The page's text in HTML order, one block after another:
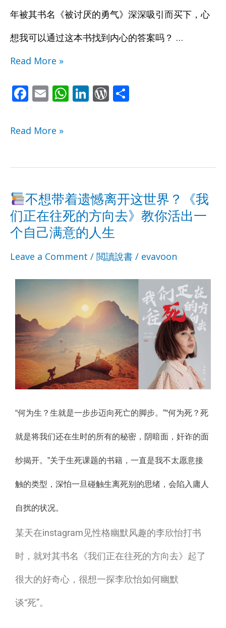
年被其书名《被讨厌的勇气》深深吸引而买下，心
想我可以通过这本书找到内心的答案吗？ …
《被
讨
厌
的
气》
解
除
的
魔
咒，
当
个
快
乐
自
由
人
Read More »
F
e
o
k
E
ai
W
p
p
Li
n
W
ss
《被
讨
厌
的
气》
解
除
的
魔
咒，
当
个
快
乐
自
由
人
Read More »
不想带着遗憾离开这世界？《我
们正在往死的方向去》教你活出一
个自己满意的人生
Leave a Comment / 閲讀說書 / evavoon
“何为生？生就是一步步迈向死亡的脚步。”“何为死？ 死
就是将我们还在生时的所有的秘密，阴暗面，奸诈的面
纱揭开。”关于生死课题的书籍，一直是我不太愿意接
触的类型，深怕一旦碰触生离死别的思绪，会陷入庸人
自扰的状况。
某天在instagram见性格幽默风趣的李欣怡打书
时，就对其书名《我们正在往死的方向去》起了
很大的好奇心，很想一探李欣怡如何幽默
谈“死”。
不
着
遗
憾
离
开
这
世
界？
《我
们
正
在
往
死
不
着
遗
憾
离
开
这
世
界？
《我
们
正
在
往
死